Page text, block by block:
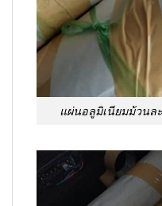
แผ่นอลูมิเนียมม้วนล